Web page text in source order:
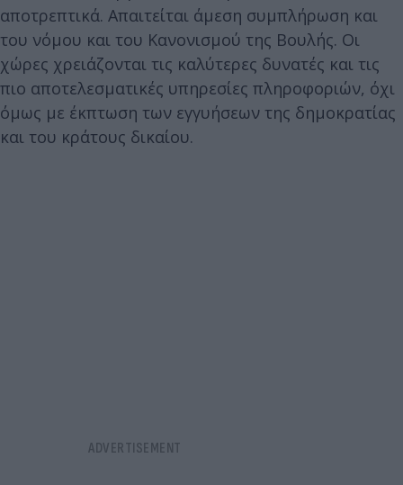
αποτρεπτικά. Απαιτείται άμεση συμπλήρωση και
του νόμου και του Κανονισμού της Βουλής. Οι
χώρες χρειάζονται τις καλύτερες δυνατές και τις
πιο αποτελεσματικές υπηρεσίες πληροφοριών, όχι
όμως με έκπτωση των εγγυήσεων της δημοκρατίας
και του κράτους δικαίου.